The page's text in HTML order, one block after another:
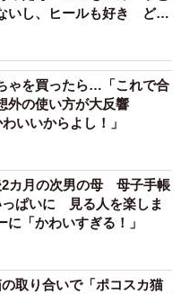
いし、ヒールも好き どの
ゃを買ったら…「これで合
外の使い方が大反響
いいからよし！」
2カ月の次男の母 母子手帳
ぱいに 見る人を楽しま
「かわいすぎる！」
取り合いで「ポコスカ猫